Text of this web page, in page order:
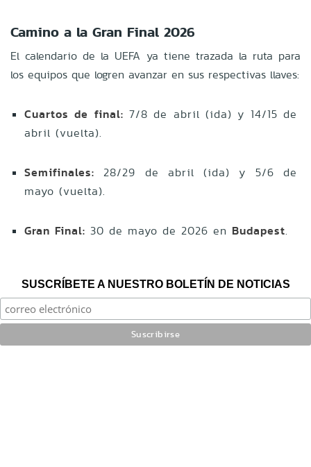
Camino a la Gran Final 2026
El calendario de la UEFA ya tiene trazada la ruta para
los equipos que logren avanzar en sus respectivas llaves:
Cuartos de final: 7/8 de abril (ida) y 14/15 de
abril (vuelta).
Semifinales: 28/29 de abril (ida) y 5/6 de
mayo (vuelta).
Gran Final: 30 de mayo de 2026 en Budapest.
SUSCRÍBETE A NUESTRO BOLETÍN DE NOTICIAS